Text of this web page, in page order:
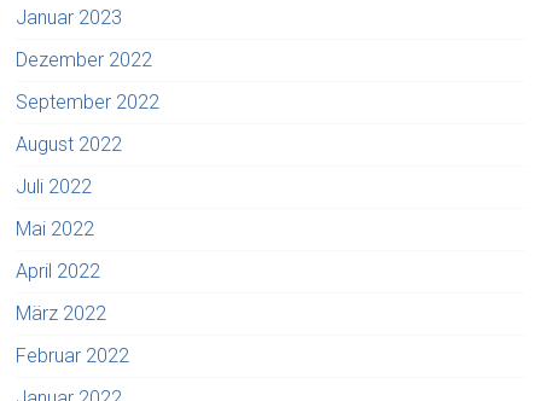
Januar 2023
Dezember 2022
September 2022
August 2022
Juli 2022
Mai 2022
April 2022
März 2022
Februar 2022